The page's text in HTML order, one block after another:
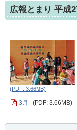
広報とまり 平成
(PDF: 3.66MB)
3月 (PDF: 3.66MB)